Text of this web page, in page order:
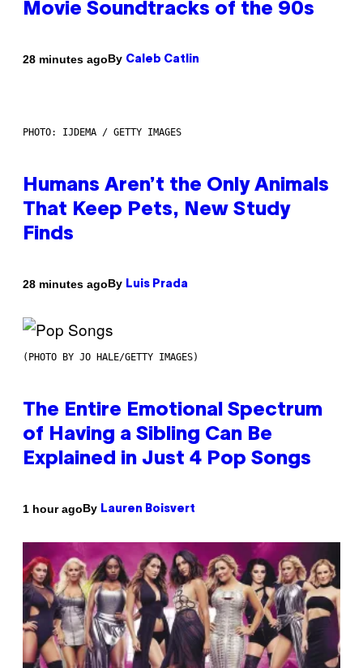
Movie Soundtracks of the 90s
28 minutes agoBy Caleb Catlin
PHOTO: IJDEMA / GETTY IMAGES
Humans Aren’t the Only Animals
That Keep Pets, New Study
Finds
28 minutes agoBy Luis Prada
(PHOTO BY JO HALE/GETTY IMAGES)
The Entire Emotional Spectrum
of Having a Sibling Can Be
Explained in Just 4 Pop Songs
1 hour agoBy Lauren Boisvert